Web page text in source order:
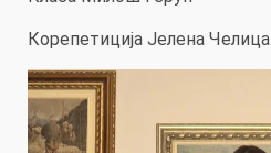
Корепетиција Јелена Челица